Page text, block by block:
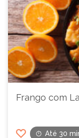
Frango com
Até 30